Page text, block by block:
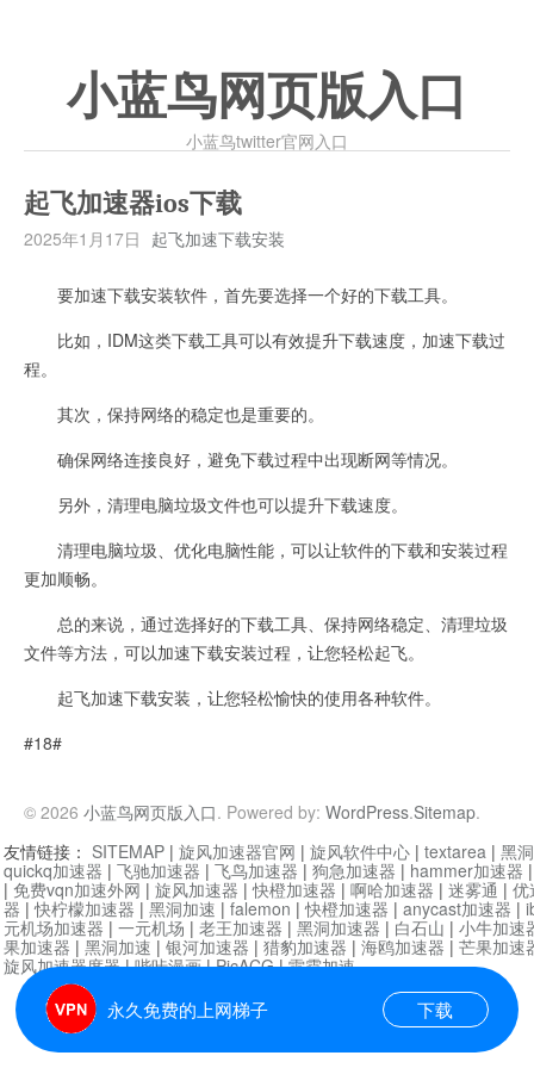
小蓝鸟网页版入口
小蓝鸟twitter官网入口
起飞加速器ios下载
2025年1月17日 起飞加速下载安装
要加速下载安装软件，首先要选择一个好的下载工具。
比如，IDM这类下载工具可以有效提升下载速度，加速下载过
程。
其次，保持网络的稳定也是重要的。
确保网络连接良好，避免下载过程中出现断网等情况。
另外，清理电脑垃圾文件也可以提升下载速度。
清理电脑垃圾、优化电脑性能，可以让软件的下载和安装过程
更加顺畅。
总的来说，通过选择好的下载工具、保持网络稳定、清理垃圾
文件等方法，可以加速下载安装过程，让您轻松起飞。
起飞加速下载安装，让您轻松愉快的使用各种软件。
#18#
© 2026 小蓝鸟网页版入口. Powered by: WordPress.Sitemap.
永久免费的上网梯子 下载
友情链接： SITEMAP | 旋风加速器官网 | 旋风软件中心 | textarea | 黑
quickq加速器 | 飞驰加速器 | 飞鸟加速器 | 狗急加速器 | hammer加速器
| 免费vqn加速外网 | 旋风加速器 |快橙加速器 | 啊哈加速器 | 迷雾通 | 优
器 |快柠檬加速器 | 黑洞加速 | falemon |快橙加速器 | anycast加速器 |
元机场加速器 | 一元机场 | 老王加速器 | 黑洞加速器 | 白石山 | 小牛加速
果加速器 | 黑洞加速 | 银河加速器 | 猎豹加速器 | 海鸥加速器 | 芒果加速
旋风加速器度器|哔咔漫画|PicACG|雷霆加速